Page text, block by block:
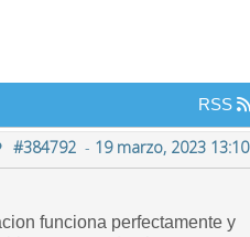
RSS
#384792 - 19 marzo, 2023 13:10
funciona perfectamente y